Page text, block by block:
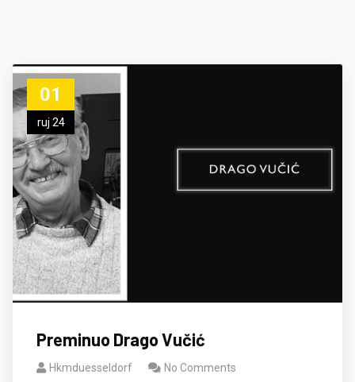
01
ruj 24
Preminuo Drago Vučić
Hkmduesseldorf No Comments